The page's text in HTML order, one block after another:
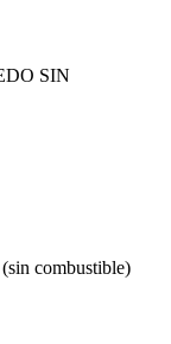
SIN
combustible)